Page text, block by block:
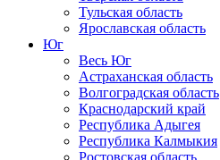
Тульская область
Ярославская область
Юг
Весь Юг
Астраханская область
Волгоградская область
Краснодарский край
Республика Адыгея
Республика Калмыкия
Ростовская область